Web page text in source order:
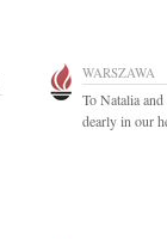
WARSZAWA
To Natalia
dearly in our